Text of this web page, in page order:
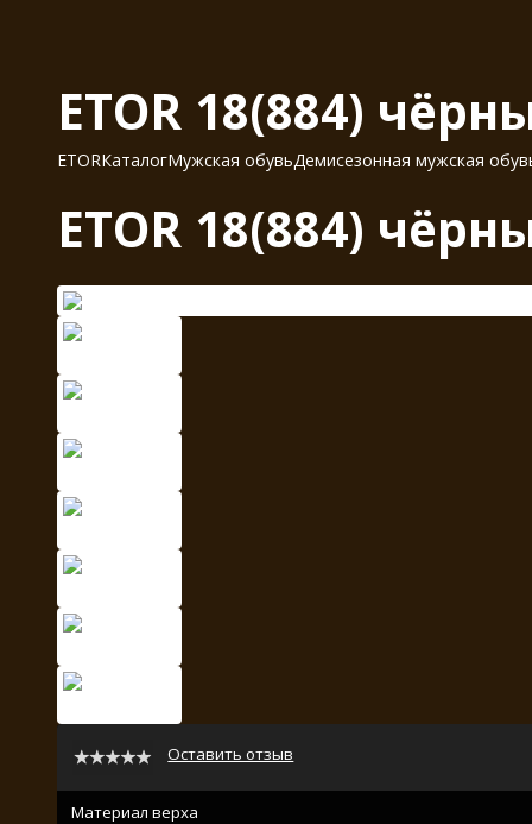
ETOR 18(884)
ETORКаталогМужская обувьДемисезонная мужская
ETOR 18(884)
Оставить отзыв
Материал верха